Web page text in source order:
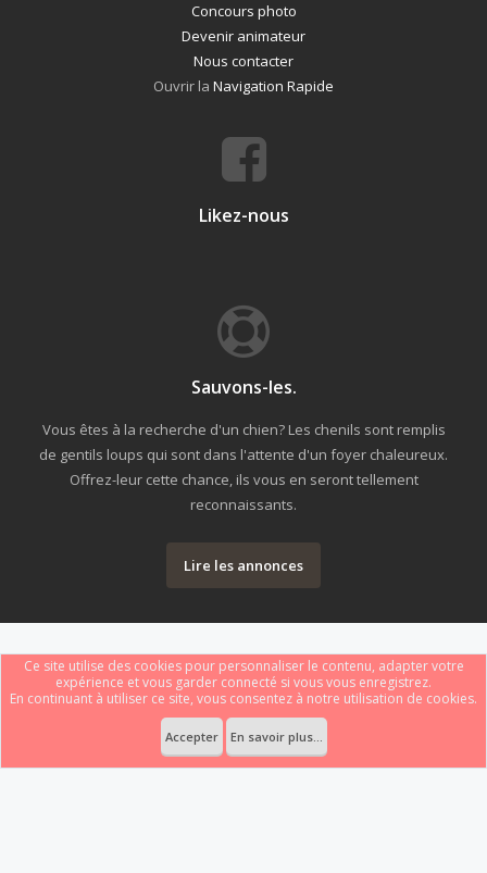
Concours photo
Devenir animateur
Nous contacter
Ouvrir la Navigation Rapide
Likez-nous
Sauvons-les.
Vous êtes à la recherche d'un chien? Les chenils sont remplis
de gentils loups qui sont dans l'attente d'un foyer chaleureux.
Offrez-leur cette chance, ils vous en seront tellement
reconnaissants.
Lire les annonces
Forum software by XenForo® Le forum est hébergé par
Some XenForo functionality crafted by
Ce site utilise des cookies pour personnaliser le contenu, adapter votre
expérience et vous garder connecté si vous vous enregistrez.
En continuant à utiliser ce site, vous consentez à notre utilisation de cookies.
Accepter En savoir plus...